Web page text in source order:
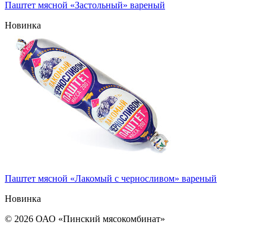
Паштет мясной «Застольный» вареный
Новинка
Паштет мясной «Лакомый с черносливом» вареный
Новинка
© 2026 ОАО «Пинский мясокомбинат»